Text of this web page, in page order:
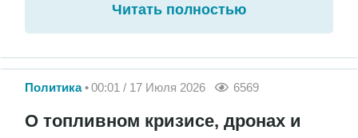
Читать полностью
Политика 00:01 / 17 Июля 2026 6569
О топливном кризисе, дронах и